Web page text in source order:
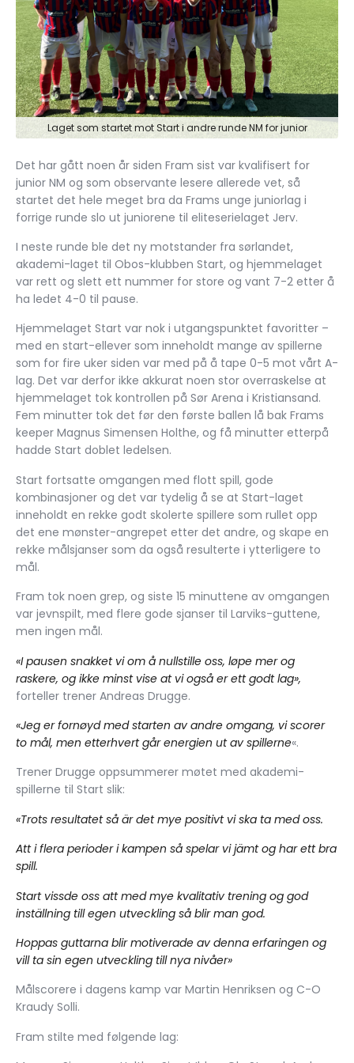
Laget som startet mot Start i andre runde NM for junior
Det har gått noen år siden Fram sist var kvalifisert for
junior NM og som observante lesere allerede vet, så
startet det hele meget bra da Frams unge juniorlag i
forrige runde slo ut juniorene til eliteserielaget Jerv.
I neste runde ble det ny motstander fra sørlandet,
akademi-laget til Obos-klubben Start, og hjemmelaget
var rett og slett ett nummer for store og vant 7-2 etter å
ha ledet 4-0 til pause.
Hjemmelaget Start var nok i utgangspunktet favoritter –
med en start-ellever som inneholdt mange av spillerne
som for fire uker siden var med på å tape 0-5 mot vårt A-
lag. Det var derfor ikke akkurat noen stor overraskelse at
hjemmelaget tok kontrollen på Sør Arena i Kristiansand.
Fem minutter tok det før den første ballen lå bak Frams
keeper Magnus Simensen Holthe, og få minutter etterpå
hadde Start doblet ledelsen.
Start fortsatte omgangen med flott spill, gode
kombinasjoner og det var tydelig å se at Start-laget
inneholdt en rekke godt skolerte spillere som rullet opp
det ene mønster-angrepet etter det andre, og skape en
rekke målsjanser som da også resulterte i ytterligere to
mål.
Fram tok noen grep, og siste 15 minuttene av omgangen
var jevnspilt, med flere gode sjanser til Larviks-guttene,
men ingen mål.
«I pausen snakket vi om å nullstille oss, løpe mer og
raskere, og ikke minst vise at vi også er ett godt lag»,
forteller trener Andreas Drugge.
«Jeg er fornøyd med starten av andre omgang, vi scorer
to mål, men etterhvert går energien ut av spillerne«.
Trener Drugge oppsummerer møtet med akademi-
spillerne til Start slik:
«Trots resultatet så är det mye positivt vi ska ta med oss.
Att i flera perioder i kampen så spelar vi jämt og har ett bra
spill.
Start vissde oss att med mye kvalitativ trening og god
inställning till egen utveckling så blir man god.
Hoppas guttarna blir motiverade av denna erfaringen og
vill ta sin egen utveckling till nya nivåer»
Målscorere i dagens kamp var Martin Henriksen og C-O
Kraudy Solli.
Fram stilte med følgende lag: